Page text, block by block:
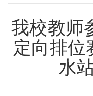
我校教师
定向排
水